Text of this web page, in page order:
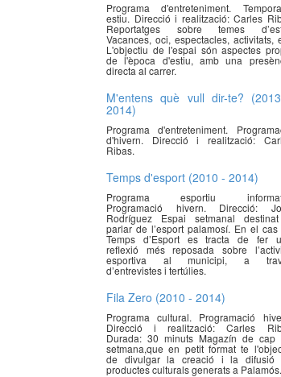
Programa d'entreteniment.
estiu. Direcció i realització: Carles
Reportatges sobre temes
Vacances, oci, espectacles, activitats,
L'objectiu de l'espai són aspectes
de l'època d'estiu, amb una
directa al carrer.
M'entens què vull dir-te?
2014)
Programa d'entreteniment.
d'hivern. Direcció i realització:
Ribas.
Temps d'esport (2010 - 2014)
Programa esportiu
Programació hivern. Direcció:
Rodríguez Espai setmanal
parlar de l’esport palamosí. En el cas
Temps d’Esport es tracta de fer
reflexió més reposada sobre
esportiva al municipi, a
d’entrevistes i tertúlies.
Fila Zero (2010 - 2014)
Programa cultural. Programació
Direcció i realització: Carles
Durada: 30 minuts Magazín de cap
setmana,que en petit format te
de divulgar la creació i la difusió
productes culturals generats a Palamós.